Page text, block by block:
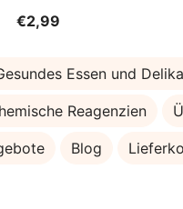
€2,99
Essen und
Reagenzien
Blog